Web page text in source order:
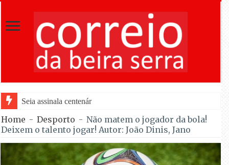
Seia assinala centenário de Almeida Santos com homenagens
Home - Desporto - Não matem o jogador da bola!
Deixem o talento jogar! Autor: João Dinis, Jano